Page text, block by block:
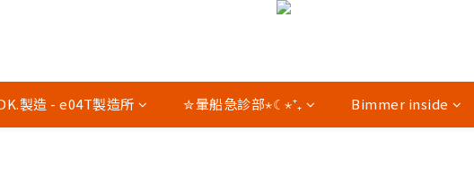
製造 - e04T製造所 ✮暈船急診部⋆☾⋆⁺₊ Bimmer inside